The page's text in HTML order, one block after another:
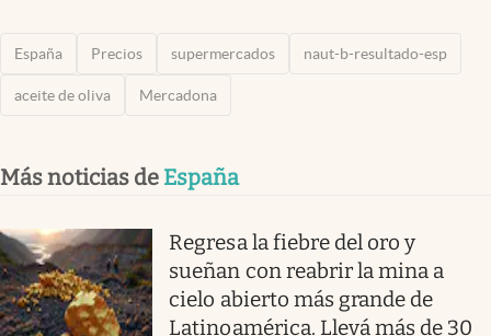
España Precios supermercados naut-b-resultado-esp
aceite de oliva Mercadona
Más noticias de España
Regresa la fiebre del oro y
sueñan con reabrir la mina a
cielo abierto más grande de
Latinoamérica. Llevá más de 30